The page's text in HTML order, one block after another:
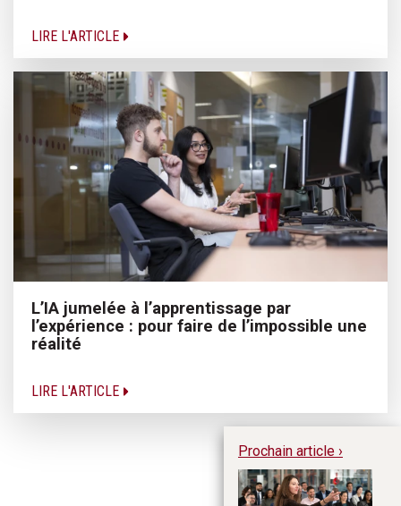
LIRE L'ARTICLE
L’IA jumelée à l’apprentissage par
l’expérience : pour faire de l’impossible une
réalité
LIRE L'ARTICLE
Prochain article ›